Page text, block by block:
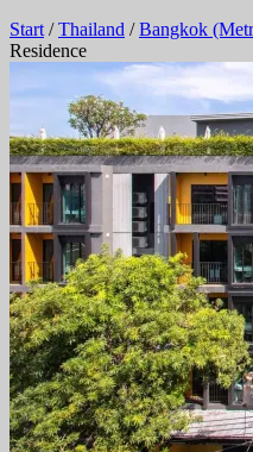
Start /Thailand /Bangkok
Residence